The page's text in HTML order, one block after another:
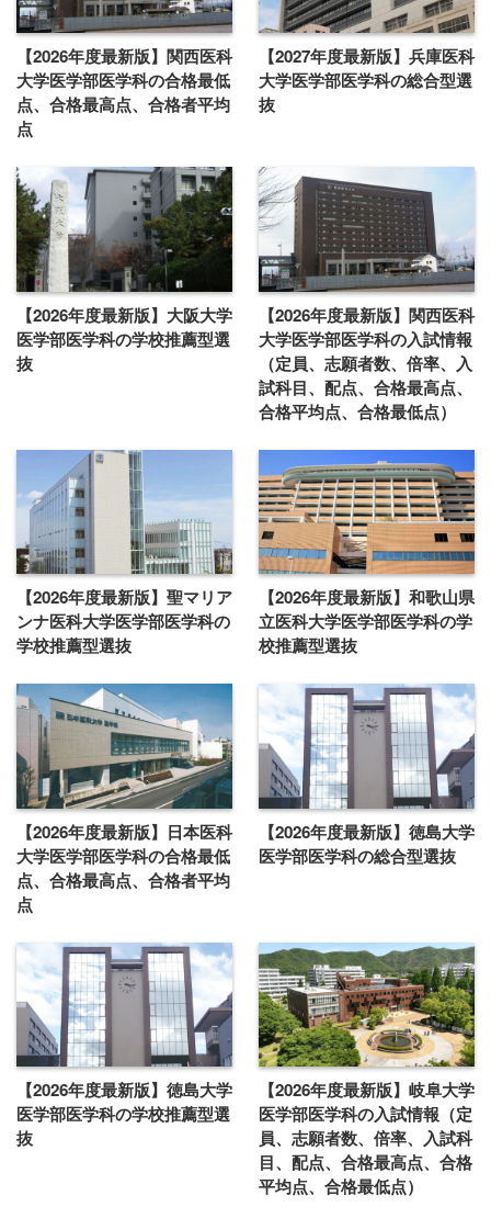
【2026年度最新版】関西医科
大学医学部医学科の合格最低
点、合格最高点、合格者平均
点
【2027年度最新版】兵庫医科
大学医学部医学科の総合型選
抜
【2026年度最新版】大阪大学
医学部医学科の学校推薦型選
抜
【2026年度最新版】関西医科
大学医学部医学科の入試情報
（定員、志願者数、倍率、入
試科目、配点、合格最高点、
合格平均点、合格最低点）
【2026年度最新版】聖マリア
ンナ医科大学医学部医学科の
学校推薦型選抜
【2026年度最新版】和歌山県
立医科大学医学部医学科の学
校推薦型選抜
【2026年度最新版】日本医科
大学医学部医学科の合格最低
点、合格最高点、合格者平均
点
【2026年度最新版】徳島大学
医学部医学科の総合型選抜
【2026年度最新版】徳島大学
医学部医学科の学校推薦型選
抜
【2026年度最新版】岐阜大学
医学部医学科の入試情報（定
員、志願者数、倍率、入試科
目、配点、合格最高点、合格
平均点、合格最低点）